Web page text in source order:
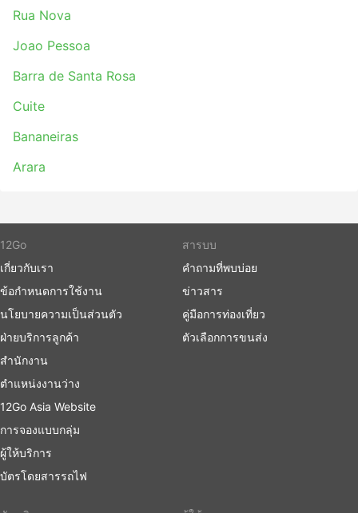
ตั๋วรถโดยสารมีราคาไม่แพงมากเมื่อเทียบกับตั๋วเครื่อง
กระเป๋าคุณเสมอ ตัวเลือกมาตรฐานที่ถูกกว่าอาจช้าไป
ต้องการ แต่อย่างไรก็ยังเป็นทางเลือกที่ดีและพาคุณไปยัง
ห้องน้ำหรือจุดแวะเข้าห้องน้ำ รวมถึงของว่าง น้ำ และ
บางครั้งอุปกรณ์อาบน้ำและผ้าห่มมักจะรวมอยู่ในราคา
หากคุณพร้อมที่จะใช้จ่ายมากขึ้น รถบัสวีไอพีบางคัน
อีกมากมายที่จะทำให้การเดินทางของคุณเป็นการเดิน
สถานีขนส่งระหว่างเมืองที่ใหม่กว่ามักจะตั้งอยู่นอกเมือง
ใกล้กับทางหลวงที่ใหญ่ เพื่อให้รถประจำทางสามารถ
ทางอาจสร้างความท้าทายเพิ่มเติมให้กับนักเดินทางด้วย
การเดินทางไปยังสถานีดังกล่าวอาจเป็นปัญหา เนื่องจาก
ในบางจุดหมายปลายทางมีข้อจำกัดเกี่ยวกับยานพาหนะ
ที่อนุญาตให้เข้าจุดส่งผู้โดยสารได้ และคุณจะต้องใช้ผู้ให้
บริการขนส่งพิเศษเพื่อไปที่นั่น ส่งผลให้ต้นทุนสูงขึ้น
เนื่องจากราคาอาจสูงเกินจริง คำนวณเวลาเพื่อล่วงหน้า
ด้วยหากคุณเดินทางในช่วงเวลาเร่งด่วน โดยเฉพาะอย่าง
Rua Nova
Joao Pessoa
Barra de Santa Rosa
Cuite
Bananeiras
Arara
12Go
เกี่ยวกับเรา
ข้อกำหนดการใช้งาน
นโยบายความเป็นส่วนตัว
ฝ่ายบริการลูกค้า
สำนักงาน
ตำแหน่งงานว่าง
12Go Asia Website
การจองแบบกลุ่ม
ผู้ให้บริการ
บัตรโดยสารรถไฟ
สารบบ
คำถามที่พบบ่อย
ข่าวสาร
คู่มือการท่องเที่ยว
ตัวเลือกการขนส่ง